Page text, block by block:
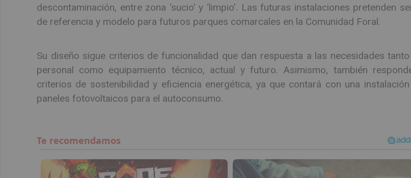
descontaminación, entre zona ‘sucio’ y ‘limpio’. Las futuras instalaciones pretenden
de referencia y modelo para futuros parques comarcales en la Comunidad Foral.
Su diseño sigue criterios de funcionalidad que dan respuesta a las necesidades
personal como equipamiento técnico, actual y futuro. Asimismo, también
criterios de sostenibilidad y eficiencia energética, ya que contará con una
paneles fotovoltaicos para el autoconsumo.